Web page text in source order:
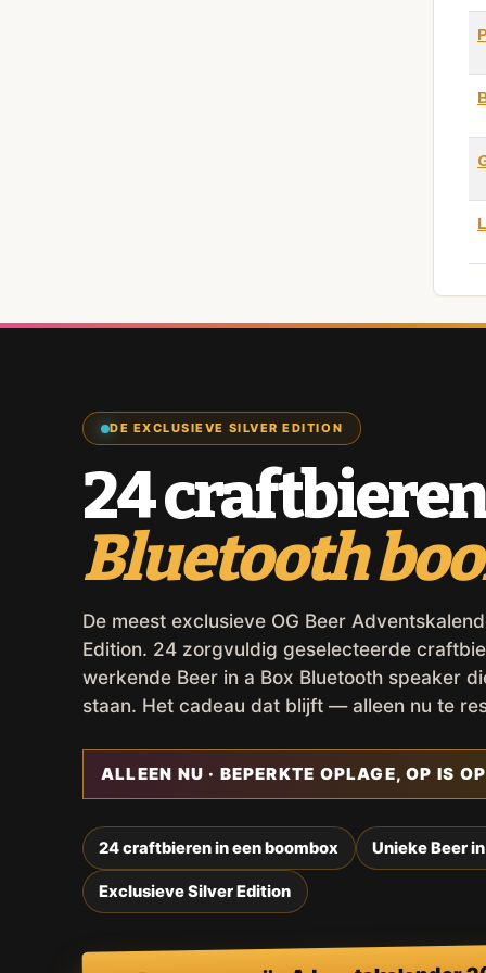
DE EXCLUSIEVE SILVER EDITION
24
Bluetooth
De meest exclusieve OG Beer
Edition. 24 zorgvuldig geselecteerde
werkende Beer in a Box Bluetooth speaker
staan. Het cadeau dat blijft — alleen nu te
ALLEEN NU · BEPERKTE OPLAGE, OP IS OP
24 craftbieren in een boombox Unieke Beer
Exclusieve Silver Edition